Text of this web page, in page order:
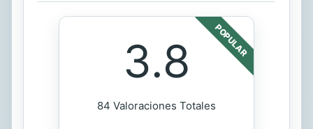
POPULAR
3.8
84 Valoraciones Totales